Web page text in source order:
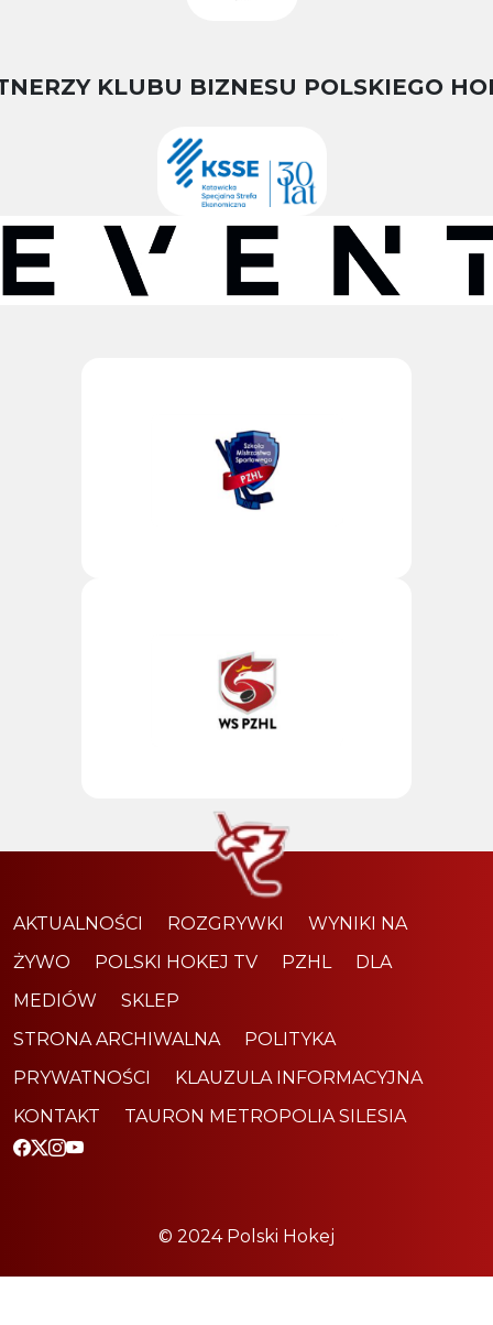
KLUBU BIZNESU POLSKIEGO
AKTUALNOŚCI ROZGRYWKI
WYNIKI NA
ŻYWO
POLSKI HOKEJ TV PZHL
DLA
MEDIÓW
SKLEP
STRONA ARCHIWALNA
POLITYKA
PRYWATNOŚCI
KLAUZULA INFORMACYJNA
KONTAKT
TAURON METROPOLIA SILESIA
© 2024 Polski Hokej